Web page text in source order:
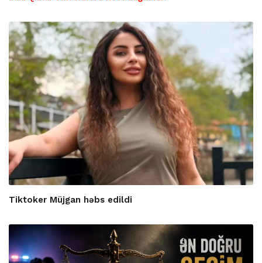
Tiktoker Müjgan həbs edildi